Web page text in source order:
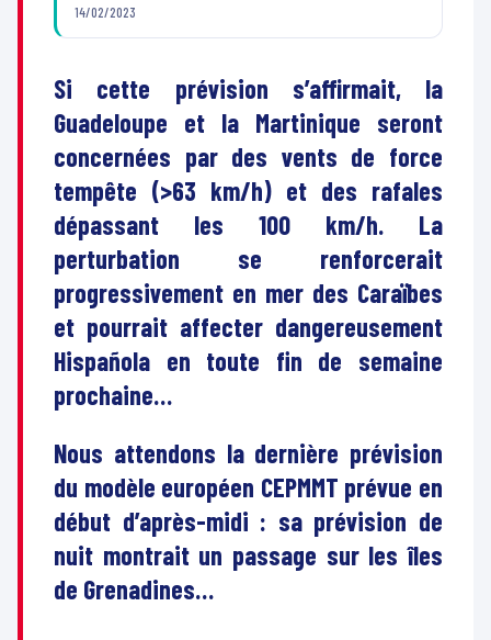
14/02/2023
Si cette prévision s’affirmait, la
Guadeloupe et la Martinique seront
concernées par des vents de force
tempête (>63 km/h) et des rafales
dépassant les 100 km/h. La
perturbation se renforcerait
progressivement en mer des Caraïbes
et pourrait affecter dangereusement
Hispañola en toute fin de semaine
prochaine…
Nous attendons la dernière prévision
du modèle européen CEPMMT prévue en
début d’après-midi : sa prévision de
nuit montrait un passage sur les îles
de Grenadines…